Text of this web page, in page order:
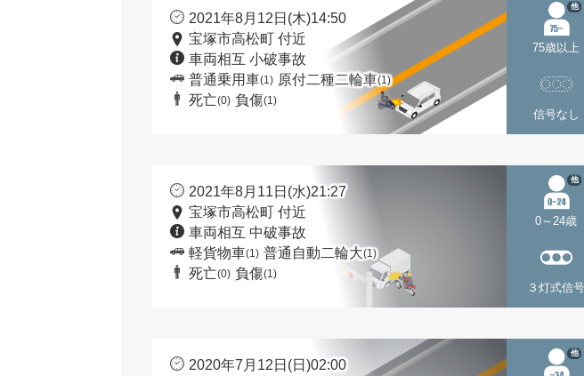
2021年8月12日(木)14:50
宝塚市高松町 付近
車両相互 小破事故
普通乗用車(1) 原付二種二輪車(1)
死亡(0) 負傷(1)
75歳以上
他
信号なし
2021年8月11日(水)21:27
宝塚市高松町 付近
車両相互 中破事故
軽貨物車(1) 普通自動二輪大(1)
死亡(0) 負傷(1)
0～24歳
他
３灯式信号
2020年7月12日(日)02:00
他